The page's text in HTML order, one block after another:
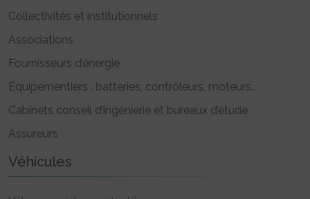
Collectivités et institutionnels
Associations
Fournisseurs d’énergie
Equipementiers : batteries, contrôleurs, moteurs..
Cabinets conseil d’ingénierie et bureaux d’étude
Assureurs
Véhicules